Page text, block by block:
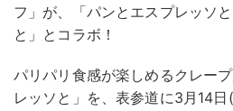
フ」が、「パンとエスプレッソ
と」とコラボ！
パリパリ食感が楽しめるクレー
レッソと」を、表参道に3月14日(